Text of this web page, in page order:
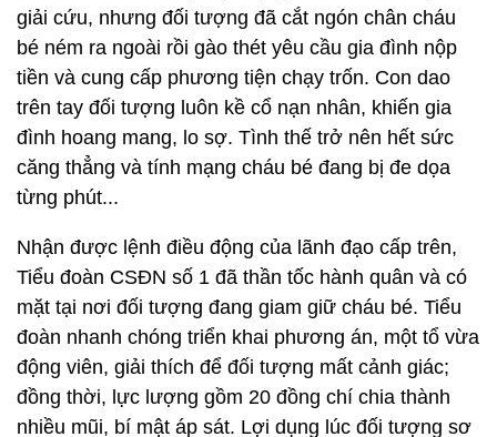
giải cứu, nhưng đối tượng đã cắt ngón chân cháu
bé ném ra ngoài rồi gào thét yêu cầu gia đình nộp
tiền và cung cấp phương tiện chạy trốn. Con dao
trên tay đối tượng luôn kề cổ nạn nhân, khiến gia
đình hoang mang, lo sợ. Tình thế trở nên hết sức
căng thẳng và tính mạng cháu bé đang bị đe dọa
từng phút...
Nhận được lệnh điều động của lãnh đạo cấp trên,
Tiểu đoàn CSĐN số 1 đã thần tốc hành quân và có
mặt tại nơi đối tượng đang giam giữ cháu bé. Tiểu
đoàn nhanh chóng triển khai phương án, một tổ vừa
động viên, giải thích để đối tượng mất cảnh giác;
đồng thời, lực lượng gồm 20 đồng chí chia thành
nhiều mũi, bí mật áp sát. Lợi dụng lúc đối tượng sơ